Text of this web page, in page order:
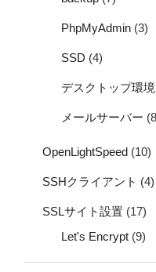
PhpMyAdmin (3)
SSD (4)
デスクトップ環境
メールサーバー
OpenLightSpeed (10)
SSHクライアント (4)
SSLサイト設置 (17)
Let's Encrypt (9)